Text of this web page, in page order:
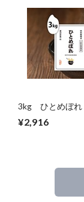
3kg ひとめぼれ
¥2,916